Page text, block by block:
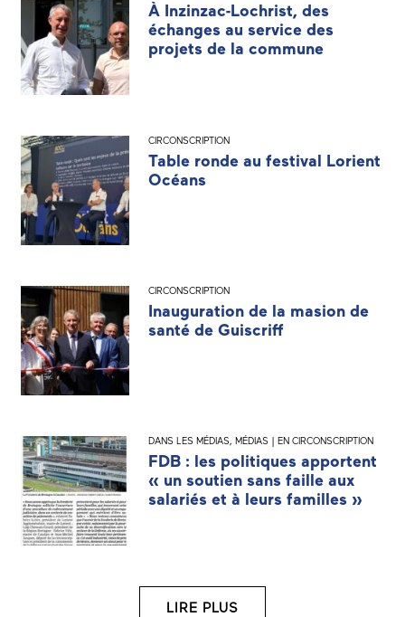
À Inzinzac-Lochrist, des
échanges au service des
projets de la commune
CIRCONSCRIPTION
Table ronde au festival Lorient
Océans
CIRCONSCRIPTION
Inauguration de la masion de
santé de Guiscriff
DANS LES MÉDIAS, MÉDIAS | EN CIRCONSCRIPTION
FDB : les politiques apportent
« un soutien sans faille aux
salariés et à leurs familles »
LIRE PLUS